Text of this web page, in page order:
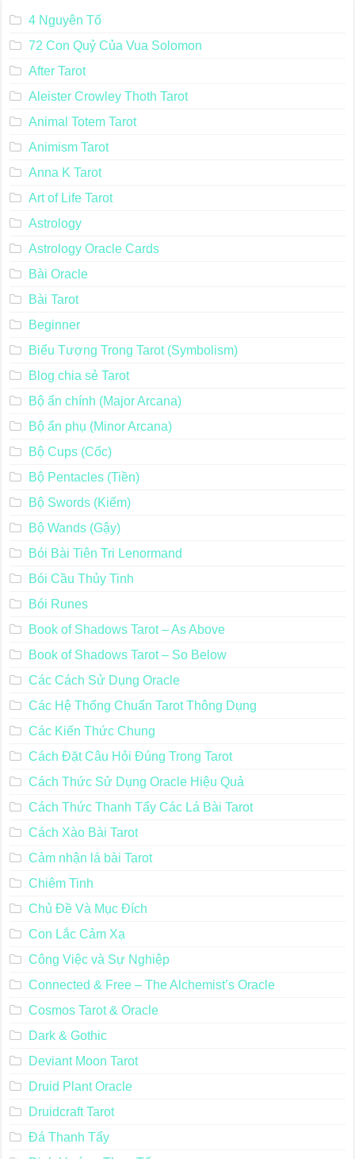
4 Nguyên Tố
72 Con Quỷ Của Vua Solomon
After Tarot
Aleister Crowley Thoth Tarot
Animal Totem Tarot
Animism Tarot
Anna K Tarot
Art of Life Tarot
Astrology
Astrology Oracle Cards
Bài Oracle
Bài Tarot
Beginner
Biểu Tượng Trong Tarot (Symbolism)
Blog chia sẻ Tarot
Bộ ẩn chính (Major Arcana)
Bộ ẩn phụ (Minor Arcana)
Bộ Cups (Cốc)
Bộ Pentacles (Tiền)
Bộ Swords (Kiếm)
Bộ Wands (Gậy)
Bói Bài Tiên Tri Lenormand
Bói Cầu Thủy Tinh
Bói Runes
Book of Shadows Tarot – As Above
Book of Shadows Tarot – So Below
Các Cách Sử Dụng Oracle
Các Hệ Thống Chuẩn Tarot Thông Dụng
Các Kiến Thức Chung
Cách Đặt Câu Hỏi Đúng Trong Tarot
Cách Thức Sử Dụng Oracle Hiệu Quả
Cách Thức Thanh Tẩy Các Lá Bài Tarot
Cách Xào Bài Tarot
Cảm nhận lá bài Tarot
Chiêm Tinh
Chủ Đề Và Mục Đích
Con Lắc Cảm Xạ
Công Việc và Sự Nghiệp
Connected & Free – The Alchemist’s Oracle
Cosmos Tarot & Oracle
Dark & Gothic
Deviant Moon Tarot
Druid Plant Oracle
Druidcraft Tarot
Đá Thanh Tẩy